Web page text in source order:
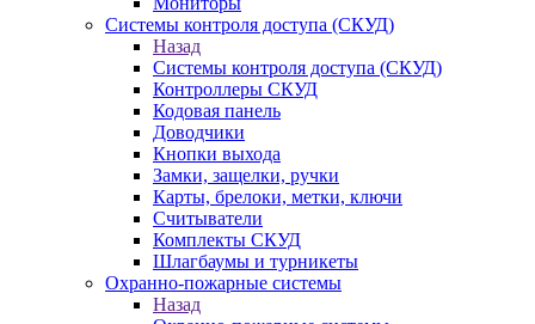
Системы контроля доступа (СКУД)
Назад
Системы контроля доступа (СКУД)
Контроллеры СКУД
Кодовая панель
Доводчики
Кнопки выхода
Замки, защелки, ручки
Карты, брелоки, метки, ключи
Считыватели
Комплекты СКУД
Шлагбаумы и турникеты
Охранно-пожарные системы
Назад